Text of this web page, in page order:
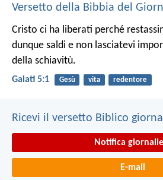
Versetto della Bibbia del
Cristo ci ha liberati perché
dunque saldi e non lasciatevi
della schiavitù.
Galati 5:1 Gesù vita redentore
Ricevi il versetto Biblico
Notifica
E-mail